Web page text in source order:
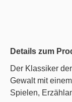
Details zum
Der Klassiker
Gewalt mit
Spielen,